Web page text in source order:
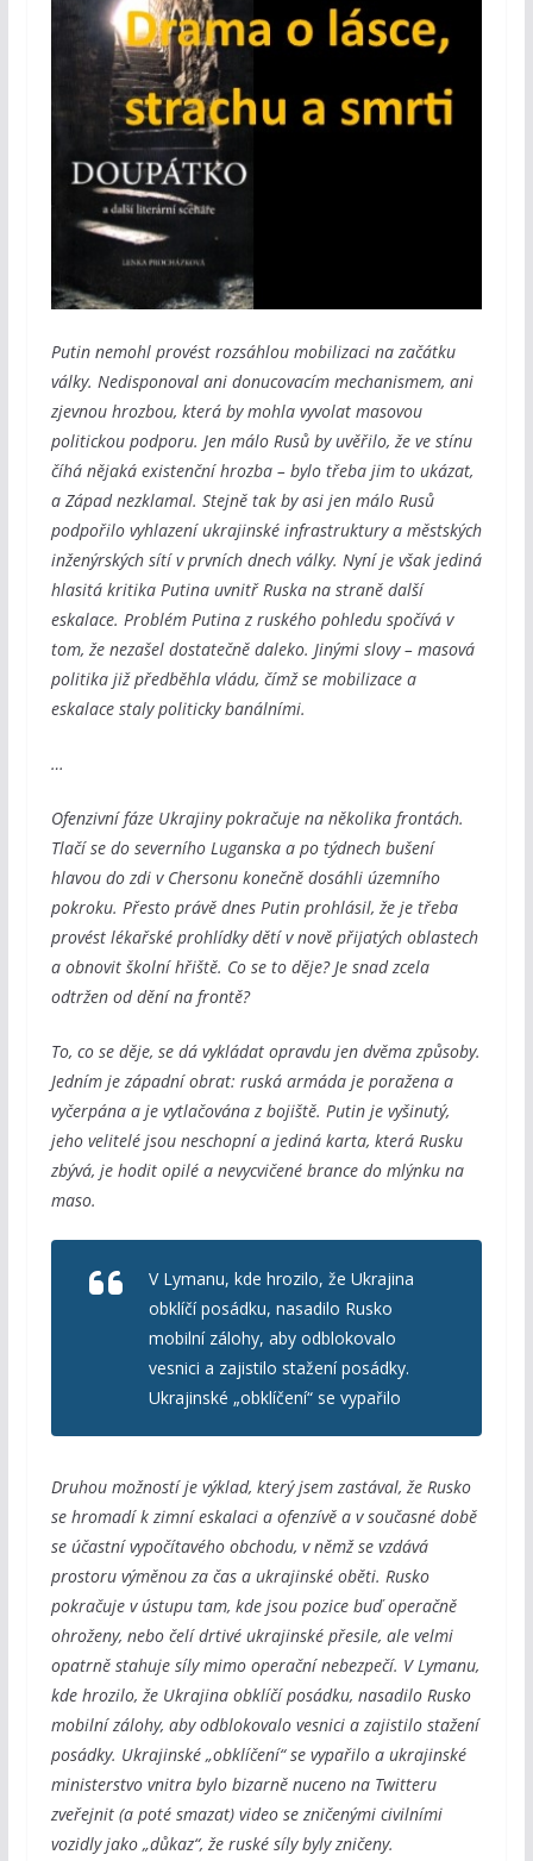
Putin nemohl provést rozsáhlou mobilizaci na začátku
války. Nedisponoval ani donucovacím mechanismem, ani
zjevnou hrozbou, která by mohla vyvolat masovou
politickou podporu. Jen málo Rusů by uvěřilo, že ve stínu
číhá nějaká existenční hrozba – bylo třeba jim to ukázat,
a Západ nezklamal. Stejně tak by asi jen málo Rusů
podpořilo vyhlazení ukrajinské infrastruktury a městských
inženýrských sítí v prvních dnech války. Nyní je však jediná
hlasitá kritika Putina uvnitř Ruska na straně další
eskalace. Problém Putina z ruského pohledu spočívá v
tom, že nezašel dostatečně daleko. Jinými slovy – masová
politika již předběhla vládu, čímž se mobilizace a
eskalace staly politicky banálními.
…
Ofenzivní fáze Ukrajiny pokračuje na několika frontách.
Tlačí se do severního Luganska a po týdnech bušení
hlavou do zdi v Chersonu konečně dosáhli územního
pokroku. Přesto právě dnes Putin prohlásil, že je třeba
provést lékařské prohlídky dětí v nově přijatých oblastech
a obnovit školní hřiště. Co se to děje? Je snad zcela
odtržen od dění na frontě?
To, co se děje, se dá vykládat opravdu jen dvěma způsoby.
Jedním je západní obrat: ruská armáda je poražena a
vyčerpána a je vytlačována z bojiště. Putin je vyšinutý,
jeho velitelé jsou neschopní a jediná karta, která Rusku
zbývá, je hodit opilé a nevycvičené brance do mlýnku na
maso.
V Lymanu, kde hrozilo, že Ukrajina
obklíčí posádku, nasadilo Rusko
mobilní zálohy, aby odblokovalo
vesnici a zajistilo stažení posádky.
Ukrajinské „obklíčení“ se vypařilo
Druhou možností je výklad, který jsem zastával, že Rusko
se hromadí k zimní eskalaci a ofenzívě a v současné době
se účastní vypočítavého obchodu, v němž se vzdává
prostoru výměnou za čas a ukrajinské oběti. Rusko
pokračuje v ústupu tam, kde jsou pozice buď operačně
ohroženy, nebo čelí drtivé ukrajinské přesile, ale velmi
opatrně stahuje síly mimo operační nebezpečí. V Lymanu,
kde hrozilo, že Ukrajina obklíčí posádku, nasadilo Rusko
mobilní zálohy, aby odblokovalo vesnici a zajistilo stažení
posádky. Ukrajinské „obklíčení“ se vypařilo a ukrajinské
ministerstvo vnitra bylo bizarně nuceno na Twitteru
zveřejnit (a poté smazat) video se zničenými civilními
vozidly jako „důkaz“, že ruské síly byly zničeny.